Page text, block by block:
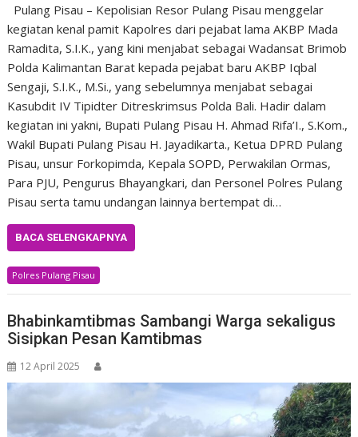
Pulang Pisau – Kepolisian Resor Pulang Pisau menggelar
kegiatan kenal pamit Kapolres dari pejabat lama AKBP Mada
Ramadita, S.I.K., yang kini menjabat sebagai Wadansat Brimob
Polda Kalimantan Barat kepada pejabat baru AKBP Iqbal
Sengaji, S.I.K., M.Si., yang sebelumnya menjabat sebagai
Kasubdit IV Tipidter Ditreskrimsus Polda Bali. Hadir dalam
kegiatan ini yakni, Bupati Pulang Pisau H. Ahmad Rifa’I., S.Kom.,
Wakil Bupati Pulang Pisau H. Jayadikarta., Ketua DPRD Pulang
Pisau, unsur Forkopimda, Kepala SOPD, Perwakilan Ormas,
Para PJU, Pengurus Bhayangkari, dan Personel Polres Pulang
Pisau serta tamu undangan lainnya bertempat di…
BACA SELENGKAPNYA
Polres Pulang Pisau
Bhabinkamtibmas Sambangi Warga sekaligus
Sisipkan Pesan Kamtibmas
12 April 2025